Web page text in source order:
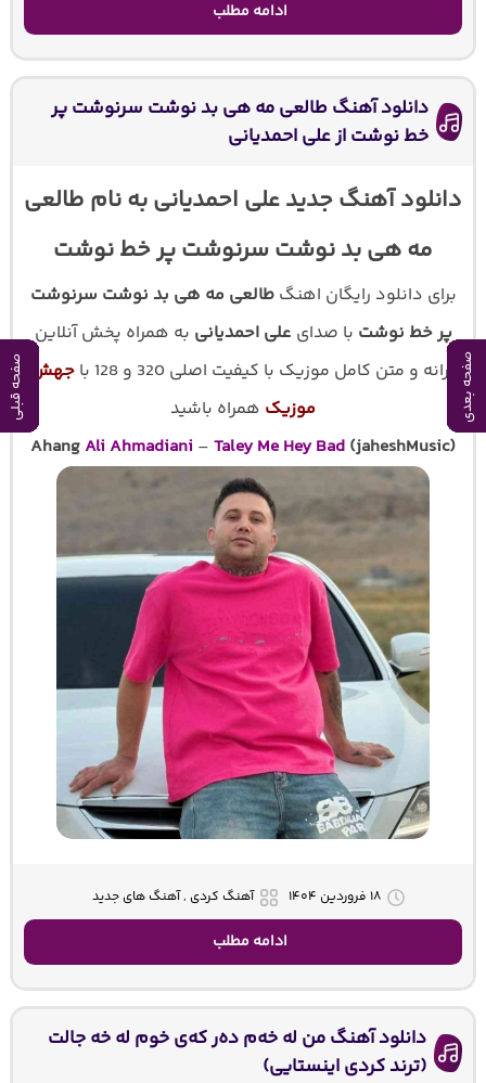
صفحه بعدی صفحه قبلی صفحه بعدی صفحه قبلی صفحه بعدی صفحه قبلی صفحه بعدی صفحه قبلی صفحه بعدی صفحه قبلی
ادامه مطلب
دانلود آهنگ طالعی مه هی بد نوشت سرنوشت پر
خط نوشت از علی احمدیانی
دانلود آهنگ جدید علی احمدیانی به نام طالعی
مه هی بد نوشت سرنوشت پر خط نوشت
برای دانلود رایگان اهنگطالعی مه هی بد نوشت سرنوشت
پر خط نوشت با صدای علی احمدیانی به همراه پخش آنلاین
ترانه و متن کامل موزیک با کیفیت اصلی 320 و 128 با
جهش
موزیک همراه باشید
Ahang Ali Ahmadiani – Taley Me Hey Bad (jaheshMusic)
صفحه بعدی صفحه قبلی
۱۸ فروردین ۱۴۰۴ آهنگ کردی , آهنگ های جدید
ادامه مطلب
دانلود آهنگ من له خه‌م ده‌ر که‌ی خوم له خه جالت
(ترند کردی اینستایی)
صفحه بعدی صفحه قبلی صفحه بعدی صفحه قبلی صفحه بعدی صفحه قبلی صفحه بعدی صفحه قبلی